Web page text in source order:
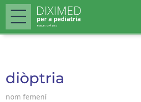
diòptria
nom femení